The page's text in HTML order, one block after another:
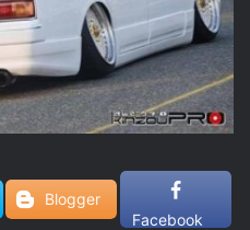
Blogger
Facebook